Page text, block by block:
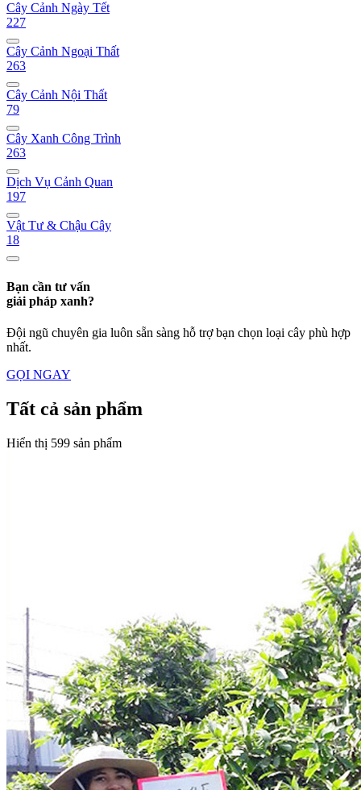
Cây Cảnh Ngày Tết
227
Cây Cảnh Ngoại Thất
263
Cây Cảnh Nội Thất
79
Cây Xanh Công Trình
263
Dịch Vụ Cảnh Quan
197
Vật Tư & Chậu Cây
18
Bạn cần tư vấn
giải pháp xanh?
Đội ngũ chuyên gia luôn sẵn sàng hỗ trợ bạn chọn loại cây phù hợp
nhất.
GỌI NGAY
Tất cả sản phẩm
Hiển thị 599 sản phẩm